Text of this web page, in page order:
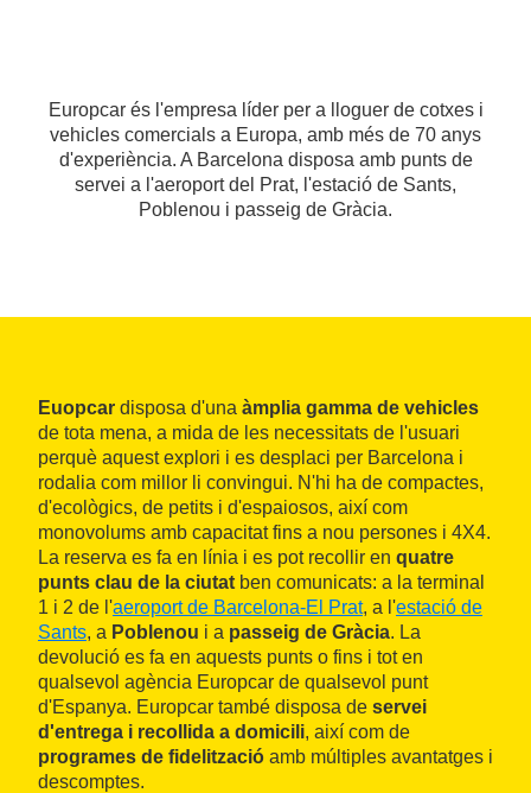
Europcar és l'empresa líder per a lloguer de cotxes i
vehicles comercials a Europa, amb més de 70 anys
d'experiència. A Barcelona disposa amb punts de
servei a l'aeroport del Prat, l'estació de Sants,
Poblenou i passeig de Gràcia.
Euopcar disposa d'una àmplia gamma de vehicles
de tota mena, a mida de les necessitats de l'usuari
perquè aquest explori i es desplaci per Barcelona i
rodalia com millor li convingui. N'hi ha de compactes,
d'ecològics, de petits i d'espaiosos, així com
monovolums amb capacitat fins a nou persones i 4X4.
La reserva es fa en línia i es pot recollir en quatre
punts clau de la ciutat ben comunicats: a la terminal
1 i 2 de l'aeroport de Barcelona-El Prat, a l'estació de
Sants, a Poblenou i a passeig de Gràcia. La
devolució es fa en aquests punts o fins i tot en
qualsevol agència Europcar de qualsevol punt
d'Espanya. Europcar també disposa de servei
d'entrega i recollida a domicili, així com de
programes de fidelització amb múltiples avantatges i
descomptes.